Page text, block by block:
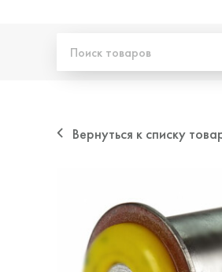
Вернуться к списку